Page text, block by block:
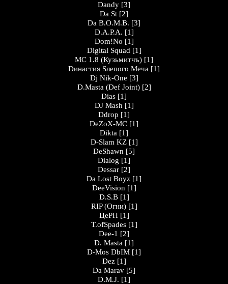
Dandy [3]
Da St [2]
Da B.O.M.B. [3]
D.A.P.A. [1]
Dom!No [1]
Digital Squad [1]
MC 1.8 (Кузьмитчъ) [1]
Dинастия Sлепого Меча [1]
Dj Nik-One [3]
D.Masta (Def Joint) [2]
Dias [1]
DJ Mash [1]
Ddrop [1]
DeZoX-MC [1]
Dikta [1]
D-Slam KZ [1]
DeShawn [5]
Dialog [1]
Dessar [2]
Da Lost Boyz [1]
DeeVision [1]
D.S.B [1]
RIP (Огни) [1]
ЦеРН [1]
T.ofSpades [1]
Dee-1 [2]
D. Masta [1]
D-Mos DbIM [1]
Dez [1]
Da Marav [5]
D.M.J. [1]